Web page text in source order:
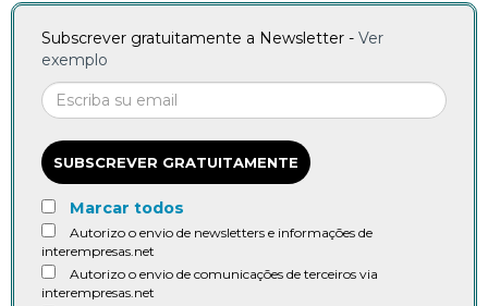
Subscrever gratuitamente a Newsletter - Ver
exemplo
SUBSCREVER GRATUITAMENTE
Marcar todos
Autorizo o envio de newsletters e informações de
interempresas.net
Autorizo o envio de comunicações de terceiros via
interempresas.net